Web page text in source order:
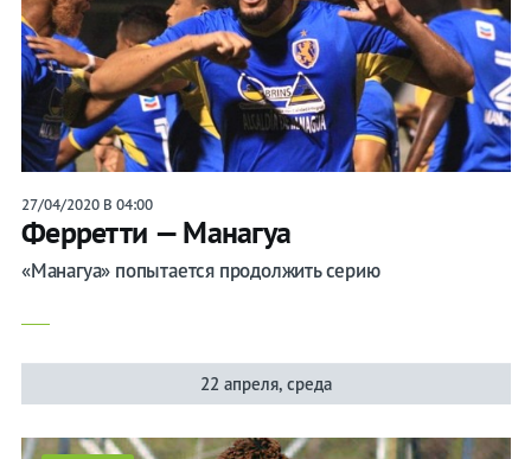
27/04/2020 В 04:00
Ферретти — Манагуа
«Манагуа» попытается продолжить серию
22 апреля, среда